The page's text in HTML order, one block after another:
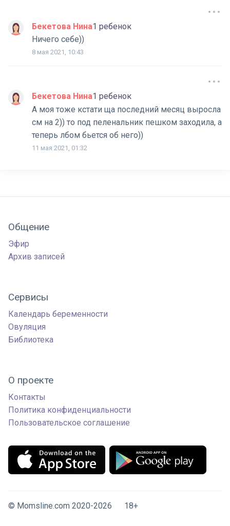
Бекетова Нина1 ребенок
Ничего себе))
8 мая 2021, 10:43
Бекетова Нина1 ребенок
А моя тоже кстати ща последний месяц выросла
см на 2)) то под пеленальник пешком заходила, а
теперь лбом бьется об него))
11 мая 2021, 01:32
Общение
Эфир
Архив записей
Сервисы
Календарь беременности
Овуляция
Библиотека
О проекте
Контакты
Политика конфиденциальности
Пользовательское соглашение
© Momsline.com 2020-2026 18+